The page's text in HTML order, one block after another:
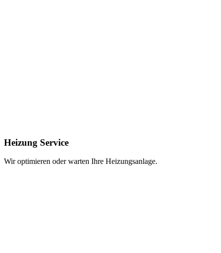
Heizung Service
Wir optimieren oder warten Ihre Heizungsanlage.